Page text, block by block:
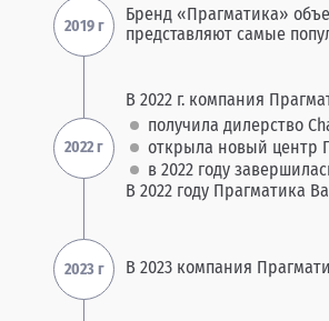
Бренд «Прагматика»
представляют самые
В 2022 г. компания
получила дилерство
открыла новый центр
в 2022 году
В 2022 году Прагматика
В 2023 компания